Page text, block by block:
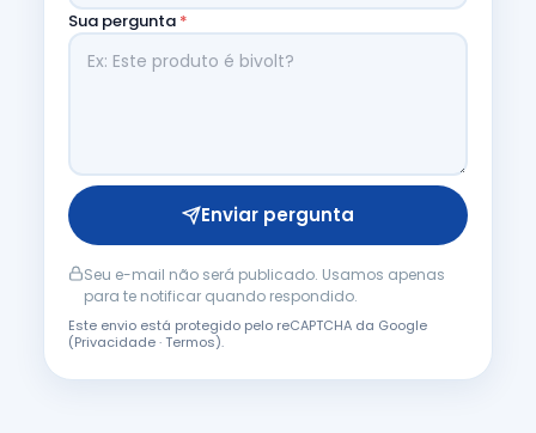
Sua pergunta *
Enviar pergunta
Seu e-mail não será publicado. Usamos apenas
para te notificar quando respondido.
Este envio está protegido pelo reCAPTCHA da Google
(Privacidade·Termos).